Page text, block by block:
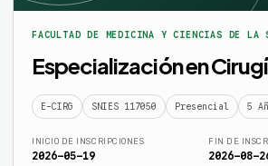
FACULTAD DE MEDICINA Y CIENCIAS DE LA
Especialización en
E-CIRG SNIES 117050 Presencial 5
INICIO DE INSCRIPCIONES
2026-05-19
FIN DE
2026-08-